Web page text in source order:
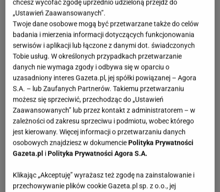
chcesz wycofać zgodę uprzednio udzieloną przejdź do
„Ustawień Zaawansowanych”.
Twoje dane osobowe mogą być przetwarzane także do celów
badania i mierzenia informacji dotyczących funkcjonowania
serwisów i aplikacji lub łączone z danymi dot. świadczonych
Tobie usług. W określonych przypadkach przetwarzanie
danych nie wymaga zgody i odbywa się w oparciu o
uzasadniony interes Gazeta.pl, jej spółki powiązanej – Agora
S.A. – lub Zaufanych Partnerów. Takiemu przetwarzaniu
możesz się sprzeciwić, przechodząc do „Ustawień
Zaawansowanych” lub przez kontakt z administratorem – w
zależności od zakresu sprzeciwu i podmiotu, wobec którego
jest kierowany. Więcej informacji o przetwarzaniu danych
osobowych znajdziesz w dokumencie Polityka Prywatności
Gazeta.pl i Polityka Prywatności Agora S.A.
Klikając „Akceptuję” wyrażasz też zgodę na zainstalowanie i
przechowywanie plików cookie Gazeta.pl sp. z o.o., jej